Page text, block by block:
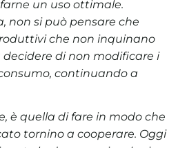
un uso ottimale.
non si può pensare che
che non inquinano
decidere di non modificare i
continuando a
è quella di fare in modo che
tornino a cooperare. Oggi